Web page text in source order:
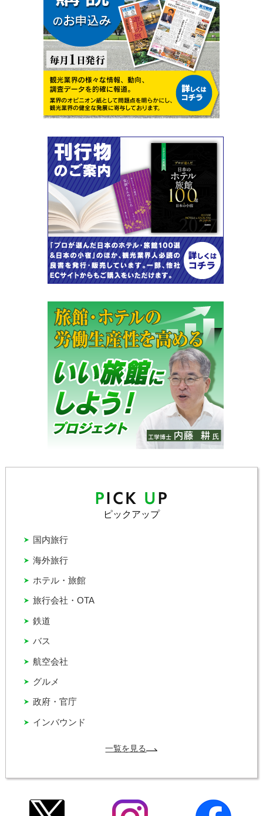
ピックアップ
インバウンド
グルメ
バス
ホテル・旅館
国内旅行
政府・官庁
旅行会社・OTA
海外旅行
航空会社
鉄道
一覧を見る